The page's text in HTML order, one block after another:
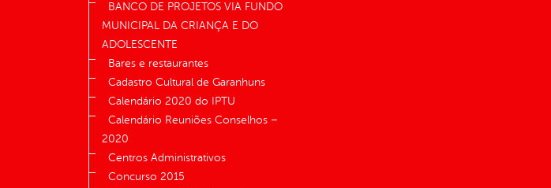
BANCO DE PROJETOS VIA FUNDO
MUNICIPAL DA CRIANÇA E DO
ADOLESCENTE
Bares e restaurantes
Cadastro Cultural de Garanhuns
Calendário 2020 do IPTU
Calendário Reuniões Conselhos –
2020
Centros Administrativos
Concurso 2015